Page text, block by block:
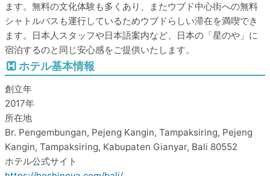
ます。無料の文化体験も多くあり、またウブド中心街への無料
シャトルバスも運行しているためウブドらしい滞在を満喫でき
ます。日本人スタッフや日本語案内など、日本の「星のや」に
宿泊するのと同じ安心感をご提供いたします。
ホテル基本情報
創立年
2017年
所在地
Br. Pengembungan, Pejeng Kangin, Tampaksiring, Pejeng
Kangin, Tampaksiring, Kabupaten Gianyar, Bali 80552
ホテル公式サイト